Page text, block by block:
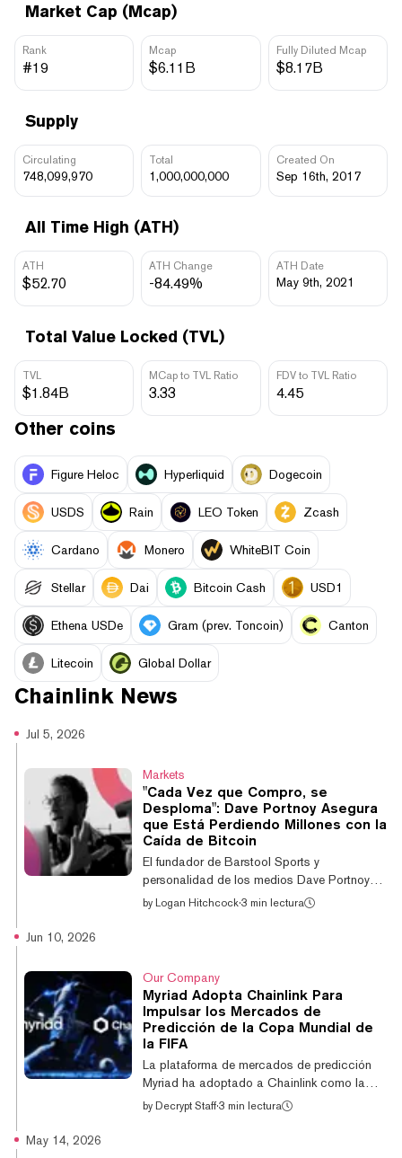
Market Cap (Mcap)
Rank
#19
Mcap
$6.11B
Fully Diluted Mcap
$8.17B
Supply
Circulating
748,099,970
Total
1,000,000,000
Created On
Sep 16th, 2017
All Time High (ATH)
ATH
$52.70
ATH Change
-84.49%
ATH Date
May 9th, 2021
Total Value Locked (TVL)
TVL
$1.84B
MCap to TVL Ratio
3.33
FDV to TVL Ratio
4.45
Other coins
Figure Heloc Hyperliquid Dogecoin
USDS Rain LEO Token Zcash
Cardano Monero WhiteBIT Coin
Stellar Dai Bitcoin Cash USD1
Ethena USDe Gram (prev. Toncoin) Canton
Litecoin Global Dollar
Chainlink News
Jul 5, 2026
Markets
"Cada Vez que Compro, se
Desploma": Dave Portnoy Asegura
que Está Perdiendo Millones con la
Caída de Bitcoin
El fundador de Barstool Sports y
personalidad de los medios Dave Portnoy
sabe que no es un experto en el trading de
Varney, que ha perdido millones de dólares
con Bitcoin, la mayor criptomoneda por
capitalización de mercado, después de que
su precio cayera más de un 50% desde su
máximo histórico de $126.080 alcanzado en
octubre hasta un...
by Logan Hitchcock·3 min lectura
Jun 10, 2026
Our Company
Myriad Adopta Chainlink Para
Impulsar los Mercados de
Predicción de la Copa Mundial de
la FIFA
La plataforma de mercados de predicción
Myriad ha adoptado a Chainlink como la
"infraestructura oracle exclusiva" detrás de
by Decrypt Staff·3 min lectura
May 14, 2026